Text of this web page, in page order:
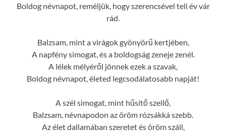
Boldog névnapot, reméljük, hogy szerencsével teli év vár
rád.
Balzsam, mint a virágok gyönyörű kertjében,
A napfény simogat, és a boldogság zeneje zenél.
A lélek mélyéről jönnek ezek a szavak,
Boldog névnapot, életed legcsodálatosabb napját!
A szél simogat, mint hűsítő szellő,
Balzsam, névnapodon az öröm rózsákká szebb.
Az élet dallamában szeretet és öröm száll,